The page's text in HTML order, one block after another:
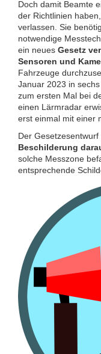
Doch damit Beamte
der Richtlinien
verlassen. Sie
notwendige
ein neues Gesetz
Sensoren und
Fahrzeuge
Januar 2023 in
zum ersten Mal bei
einen Lärmradar
erst einmal mit einer
Der
Beschilderung
solche Messzone
entsprechende